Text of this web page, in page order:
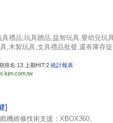
具禮品,玩具贈品,益智玩具,嬰幼兒玩
,木製玩具,文具禮品批發,還有庫存促
排名:13 上期HIT:2 統計報表
]
機維修技術支援：XBOX360、